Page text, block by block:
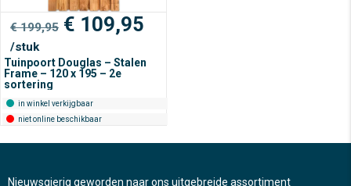
€199,95 Oorspronkelijke
prijs
was:
€ 199,95.
€ 109,95
is:
€ 109,95.
/stuk
Tuinpoort Douglas – Stalen
Frame – 120 x 195 – 2e
sortering
in winkel verkijgbaar
niet online beschikbaar
Nieuwsgierig geworden naar ons uitgebreide assortiment